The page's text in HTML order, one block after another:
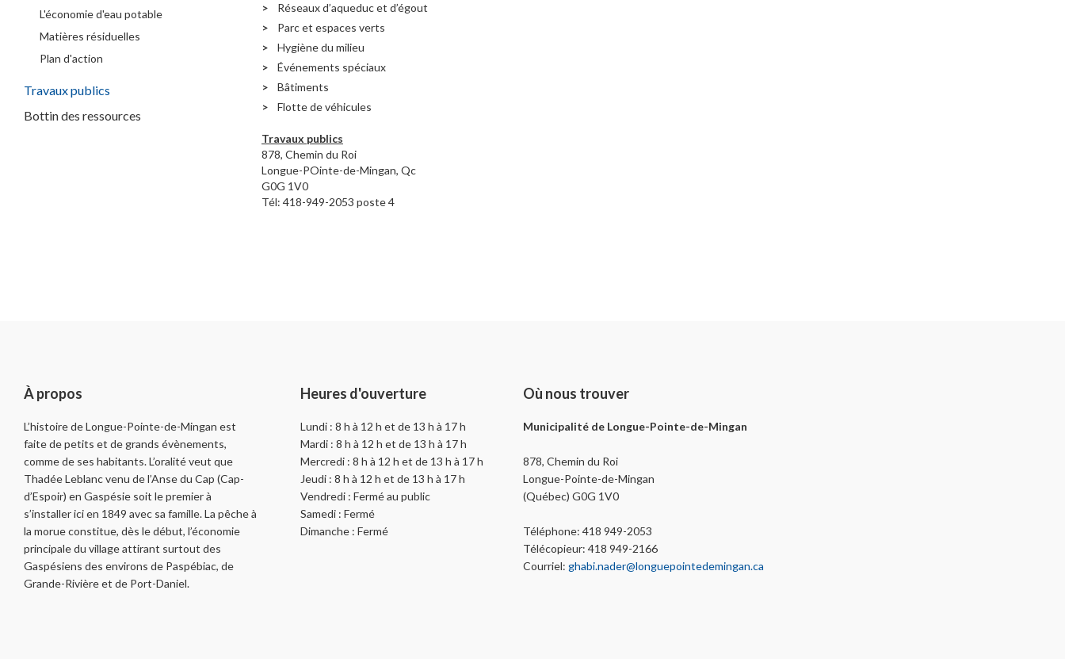
L'économie d'eau potable
Matières résiduelles
Plan d'action
Travaux publics
Bottin des ressources
Réseaux d’aqueduc et d’égout
Parc et espaces verts
Hygiène du milieu
Événements spéciaux
Bâtiments
Flotte de véhicules
Travaux publics
878, Chemin du Roi
Longue-POinte-de-Mingan, Qc
G0G 1V0
Tél: 418-949-2053 poste 4
À propos
L’histoire de Longue-Pointe-de-Mingan est
faite de petits et de grands évènements,
comme de ses habitants. L’oralité veut que
Thadée Leblanc venu de l’Anse du Cap (Cap-
d’Espoir) en Gaspésie soit le premier à
s’installer ici en 1849 avec sa famille. La pêche à
la morue constitue, dès le début, l’économie
principale du village attirant surtout des
Gaspésiens des environs de Paspébiac, de
Grande-Rivière et de Port-Daniel.
Heures d'ouverture
Lundi : 8 h à 12 h et de 13 h à 17 h
Mardi : 8 h à 12 h et de 13 h à 17 h
Mercredi : 8 h à 12 h et de 13 h à 17 h
Jeudi : 8 h à 12 h et de 13 h à 17 h
Vendredi : Fermé au public
Samedi : Fermé
Dimanche : Fermé
Où nous trouver
Municipalité de Longue-Pointe-de-Mingan
878, Chemin du Roi
Longue-Pointe-de-Mingan
(Québec) G0G 1V0
Téléphone: 418 949-2053
Télécopieur: 418 949-2166
Courriel: ghabi.nader@longuepointedemingan.ca